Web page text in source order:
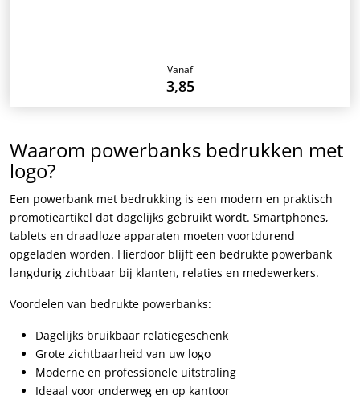
Vanaf
3,85
Waarom powerbanks bedrukken met
logo?
Een powerbank met bedrukking is een modern en praktisch
promotieartikel dat dagelijks gebruikt wordt. Smartphones,
tablets en draadloze apparaten moeten voortdurend
opgeladen worden. Hierdoor blijft een bedrukte powerbank
langdurig zichtbaar bij klanten, relaties en medewerkers.
Voordelen van bedrukte powerbanks:
Dagelijks bruikbaar relatiegeschenk
Grote zichtbaarheid van uw logo
Moderne en professionele uitstraling
Ideaal voor onderweg en op kantoor